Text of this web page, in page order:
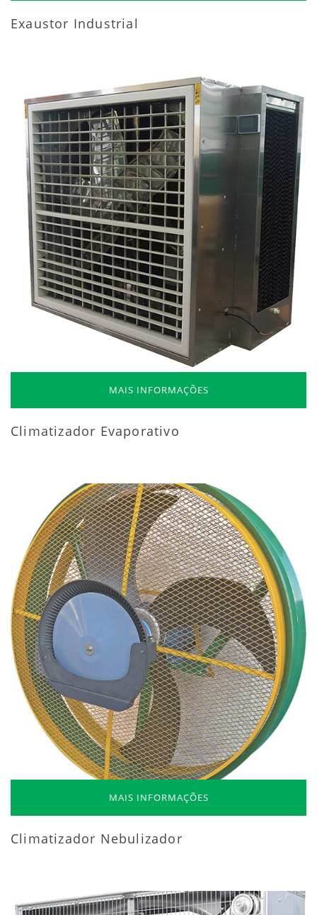
Exaustor Industrial
MAIS INFORMAÇÕES
Climatizador Evaporativo
MAIS INFORMAÇÕES
Climatizador Nebulizador